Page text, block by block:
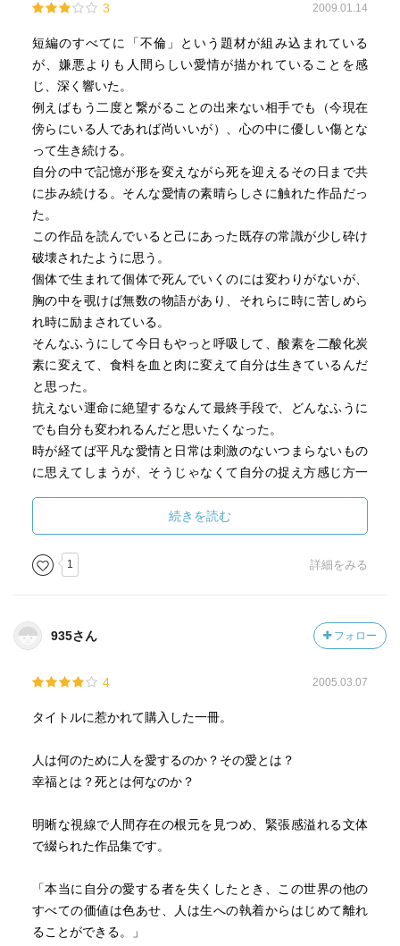
3 2009.01.14
短編のすべてに「不倫」という題材が組み込まれている
が、嫌悪よりも人間らしい愛情が描かれていることを感
じ、深く響いた。
例えばもう二度と繋がることの出来ない相手でも（今現在
傍らにいる人であれば尚いいが）、心の中に優しい傷とな
って生き続ける。
自分の中で記憶が形を変えながら死を迎えるその日まで共
に歩み続ける。そんな愛情の素晴らしさに触れた作品だっ
た。
この作品を読んでいると己にあった既存の常識が少し砕け
破壊されたように思う。
個体で生まれて個体で死んでいくのには変わりがないが、
胸の中を覗けば無数の物語があり、それらに時に苦しめら
れ時に励まされている。
そんなふうにして今日もやっと呼吸して、酸素を二酸化炭
素に変えて、食料を血と肉に変えて自分は生きているんだ
と思った。
抗えない運命に絶望するなんて最終手段で、どんなふうに
でも自分も変われるんだと思いたくなった。
時が経てば平凡な愛情と日常は刺激のないつまらないもの
に思えてしまうが、そうじゃなくて自分の捉え方感じ方一
同じ相手と無数に枝分かれが出来る。
白石さんが書いたこの小説は苦しいほど哀しいが私はそう
信じたい。
続きを読む
1 詳細をみる
935さん フォロー
4 2005.03.07
タイトルに惹かれて購入した一冊。
人は何のために人を愛するのか？その愛とは？
幸福とは？死とは何なのか？
明晰な視線で人間存在の根元を見つめ、緊張感溢れる文体
で綴られた作品集です。
「本当に自分の愛する者を失くしたとき、この世界の他の
すべての価値は色あせ、人は生への執着からはじめて離れ
ることができる。」